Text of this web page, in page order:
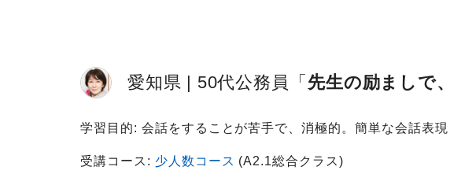
愛知県 50代公務員 先生の励ましで
学習目的: 会話をすることが苦手で、消極的。簡単な会話表現
受講コース: 少人数コース (A2.1総合クラス)